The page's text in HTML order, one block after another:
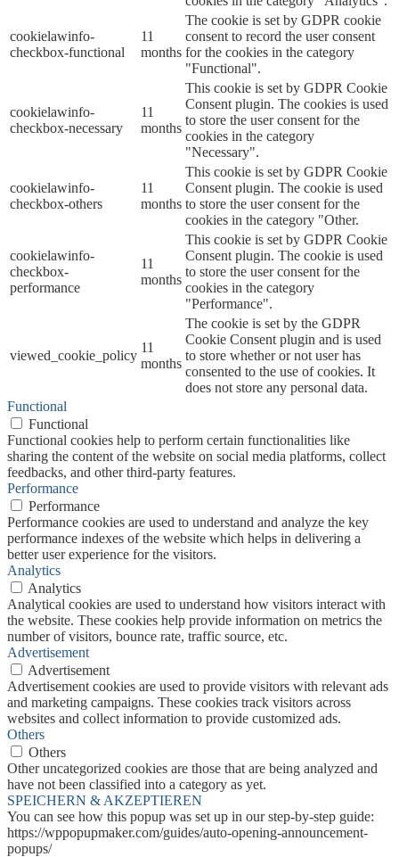
cookielawinfo-
checkbox-functional
11
months
The cookie is set by GDPR cookie
consent to record the user consent
for the cookies in the category
"Functional".
cookielawinfo-
checkbox-necessary
11
months
This cookie is set by GDPR Cookie
Consent plugin. The cookies is used
to store the user consent for the
cookies in the category
"Necessary".
cookielawinfo-
checkbox-others
11
months
This cookie is set by GDPR Cookie
Consent plugin. The cookie is used
to store the user consent for the
cookies in the category "Other.
cookielawinfo-
checkbox-
performance
11
months
This cookie is set by GDPR Cookie
Consent plugin. The cookie is used
to store the user consent for the
cookies in the category
"Performance".
viewed_cookie_policy
11
months
The cookie is set by the GDPR
Cookie Consent plugin and is used
to store whether or not user has
consented to the use of cookies. It
does not store any personal data.
Functional
Functional
Functional cookies help to perform certain functionalities like
sharing the content of the website on social media platforms, collect
feedbacks, and other third-party features.
Performance
Performance
Performance cookies are used to understand and analyze the key
performance indexes of the website which helps in delivering a
better user experience for the visitors.
Analytics
Analytics
Analytical cookies are used to understand how visitors interact with
the website. These cookies help provide information on metrics the
number of visitors, bounce rate, traffic source, etc.
Advertisement
Advertisement
Advertisement cookies are used to provide visitors with relevant ads
and marketing campaigns. These cookies track visitors across
websites and collect information to provide customized ads.
Others
Others
Other uncategorized cookies are those that are being analyzed and
have not been classified into a category as yet.
SPEICHERN & AKZEPTIEREN
You can see how this popup was set up in our step-by-step guide:
https://wppopupmaker.com/guides/auto-opening-announcement-
popups/